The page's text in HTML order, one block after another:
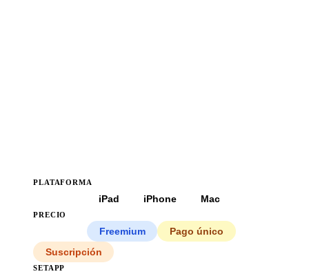
PLATAFORMA
iPad iPhone Mac
PRECIO
Freemium
Pago único
Suscripción
SETAPP